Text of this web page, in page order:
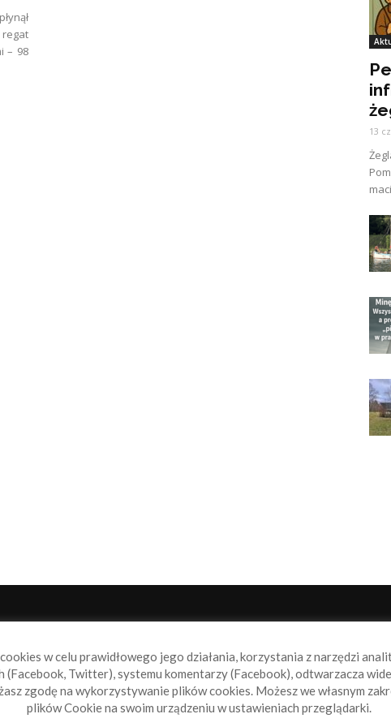
– 98
13
to miejsce dla wszystkich, którzy szukają aktualnych
ze świata żeglarstwa, świata motorowodniactwa i
nie tylko.
w celu prawidłowego jego działania, korzystania z narzędzi
(Facebook, Twitter), systemu komentarzy (Facebook), odtwarzacza
zgodę na wykorzystywanie plików cookies. Możesz we własnym
plików Cookie na swoim urządzeniu w ustawieniach przeglądarki.